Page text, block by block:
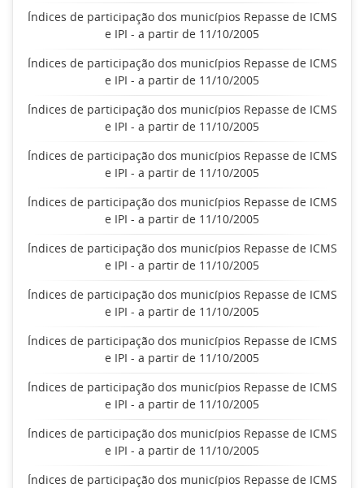
Índices de participação dos municípios Repasse de ICMS
e IPI - a partir de 11/10/2005
Índices de participação dos municípios Repasse de ICMS
e IPI - a partir de 11/10/2005
Índices de participação dos municípios Repasse de ICMS
e IPI - a partir de 11/10/2005
Índices de participação dos municípios Repasse de ICMS
e IPI - a partir de 11/10/2005
Índices de participação dos municípios Repasse de ICMS
e IPI - a partir de 11/10/2005
Índices de participação dos municípios Repasse de ICMS
e IPI - a partir de 11/10/2005
Índices de participação dos municípios Repasse de ICMS
e IPI - a partir de 11/10/2005
Índices de participação dos municípios Repasse de ICMS
e IPI - a partir de 11/10/2005
Índices de participação dos municípios Repasse de ICMS
e IPI - a partir de 11/10/2005
Índices de participação dos municípios Repasse de ICMS
e IPI - a partir de 11/10/2005
Índices de participação dos municípios Repasse de ICMS